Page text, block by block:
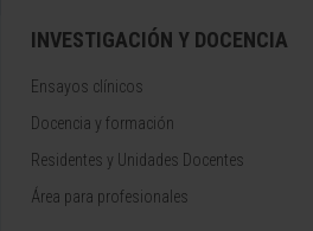
INVESTIGACIÓN Y DOCENCIA
Ensayos clínicos
Docencia y formación
Residentes y Unidades Docentes
Área para profesionales